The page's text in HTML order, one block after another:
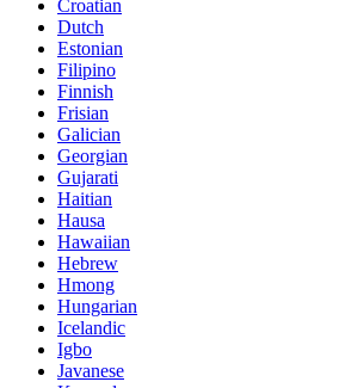
Croatian
Dutch
Estonian
Filipino
Finnish
Frisian
Galician
Georgian
Gujarati
Haitian
Hausa
Hawaiian
Hebrew
Hmong
Hungarian
Icelandic
Igbo
Javanese